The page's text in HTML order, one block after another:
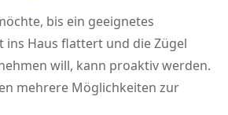
bis ein geeignetes
ins Haus flattert und die Zügel
will, kann proaktiv werden.
mehrere Möglichkeiten zur